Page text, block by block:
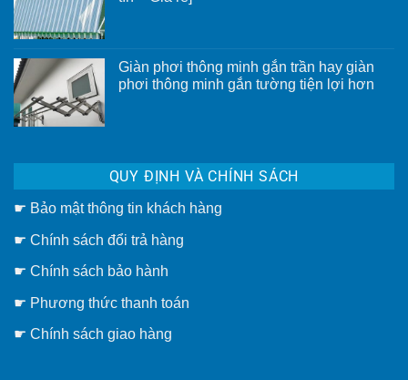
tổ
gì?
ở
Chuyên
làm
tín
–
Giá
rẻ]
Giàn phơi thông minh gắn trần hay giàn
phơi thông minh gắn tường tiện lợi hơn
Giàn
phơi
thông
gắn
hay
giàn
thông
minh
tường
lợi
hơn
QUY ĐỊNH VÀ CHÍNH SÁCH
☛ Bảo mật thông tin khách hàng
☛ Chính sách đổi trả hàng
☛ Chính sách bảo hành
☛ Phương thức thanh toán
☛ Chính sách giao hàng